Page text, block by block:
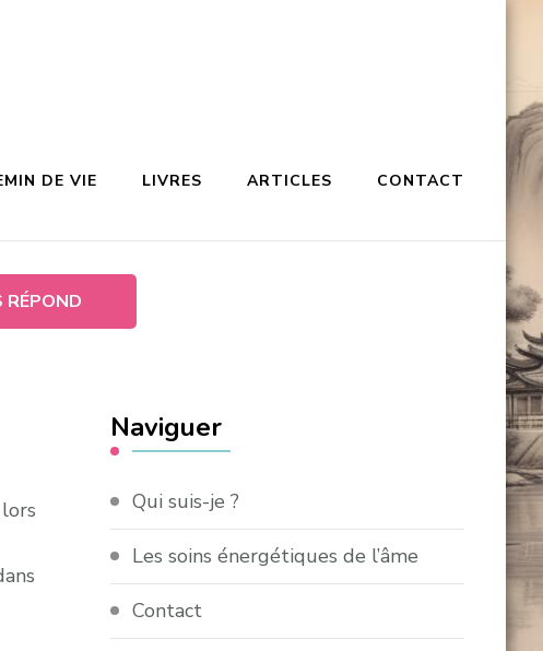
DE VIE LIVRES ARTICLES CONTACT
RÉPOND
Naviguer
Qui suis-je ?
Les soins énergétiques de l’âme
Contact